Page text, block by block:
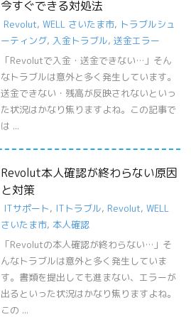
今すぐできる対処法
Revolut, WELL さいたま市, トラブルシュ
ーティング, 入金トラブル, 送金エラー
「Revolutで入金・送金できない…」そん
なトラブルは意外と多く発生しています。
送金できない・残高が反映されないといっ
た状況はかなり焦りますよね。この記事で
は ...
Revolut本人確認が終わらない原因
と対策
ITサポート, ITトラブル, Revolut, WELL
さいたま市, 本人確認
「Revolutの本人確認が終わらない…」そ
んなトラブルは意外と多く発生していま
す。書類を提出しても進まない、エラーが
出るといった状況はかなり焦りますよね。
この ...